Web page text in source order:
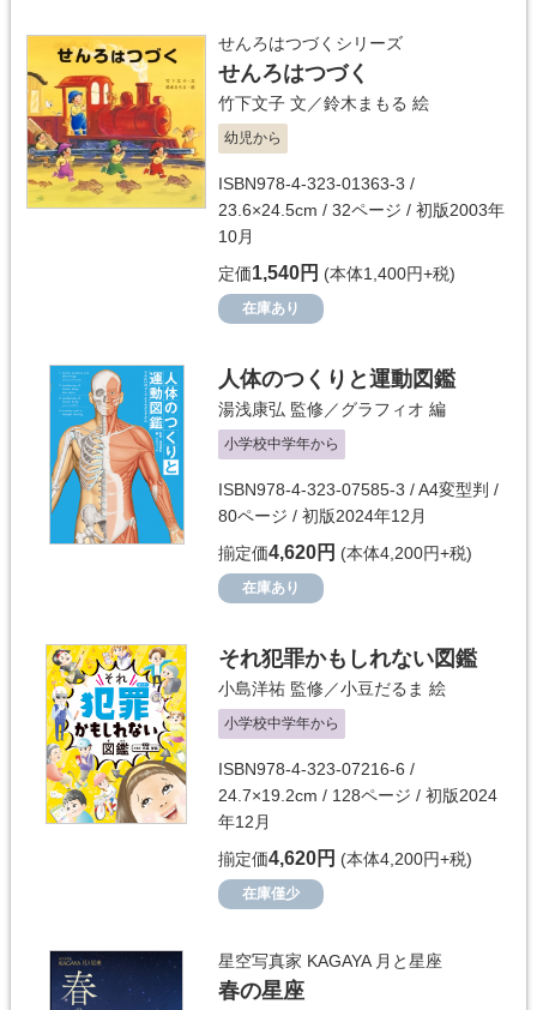
せんろはつづくシリーズ
せんろはつづく
竹下文子 文／鈴木まもる 絵
幼児から
ISBN978-4-323-01363-3 /
23.6×24.5cm / 32ページ / 初版2003年
10月
定価1,540円 (本体1,400円+税)
在庫あり
人体のつくりと運動図鑑
湯浅康弘 監修／グラフィオ 編
小学校中学年から
ISBN978-4-323-07585-3 / A4変型判 /
80ページ / 初版2024年12月
揃定価4,620円 (本体4,200円+税)
在庫あり
それ犯罪かもしれない図鑑
小島洋祐 監修／小豆だるま 絵
小学校中学年から
ISBN978-4-323-07216-6 /
24.7×19.2cm / 128ページ / 初版2024
年12月
揃定価4,620円 (本体4,200円+税)
在庫僅少
星空写真家 KAGAYA 月と星座
春の星座